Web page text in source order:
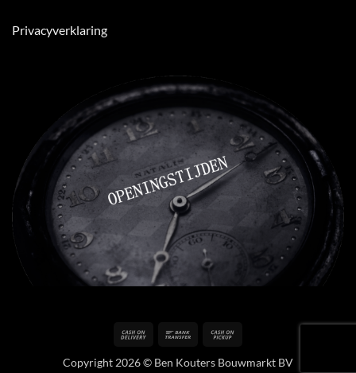
Privacyverklaring
Cash
Delivery
Bank
Pickup
Copyright 2026 © Ben Kouters Bouwmarkt BV